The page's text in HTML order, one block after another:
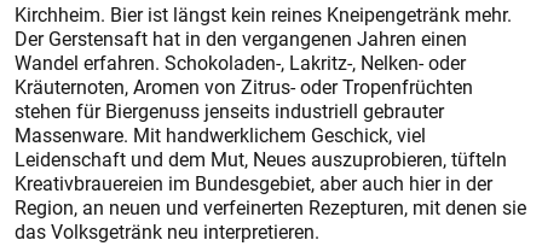
Kirchheim. Bier ist längst kein reines Kneipengetränk mehr.
Der Gerstensaft hat in den vergangenen Jahren einen
Wandel erfahren. Schokoladen-, Lakritz-, Nelken- oder
Kräuternoten, Aromen von Zitrus- oder Tropenfrüchten
stehen für Biergenuss jenseits industriell gebrauter
Massenware. Mit handwerklichem Geschick, viel
Leidenschaft und dem Mut, Neues auszuprobieren, tüfteln
Kreativbrauereien im Bundesgebiet, aber auch hier in der
Region, an neuen und verfeinerten Rezepturen, mit denen sie
das Volksgetränk neu interpretieren.